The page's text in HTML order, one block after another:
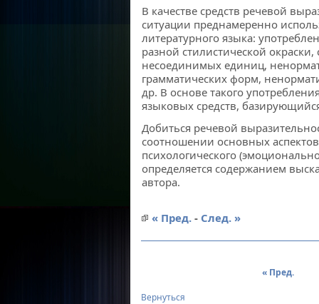
В качестве средств речевой
ситуации преднамеренно
литературного языка:
разной стилистической
несоединимых единиц,
грамматических форм,
др. В основе такого
языковых средств,
Добиться речевой
соотношении основных
психологического
определяется содержанием
автора.
« Пред.- След. »
« Пред.
Вернуться